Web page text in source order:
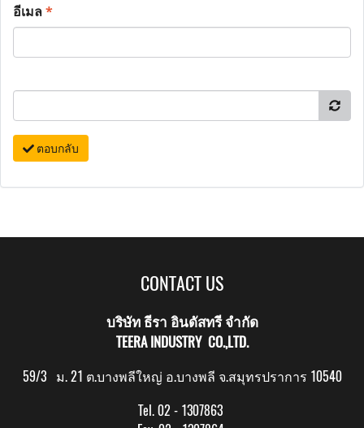
อีเมล*
ตอบกลับ
CONTACT US
บริษัท ธีรา อินดัสทรี จำกัด
TEERA INDUSTRY CO.,LTD.
59/3 ม. 21 ต.บางพลีใหญ่ อ.บางพลี จ.สมุทรปราการ 10540
Tel. 02 - 1307863